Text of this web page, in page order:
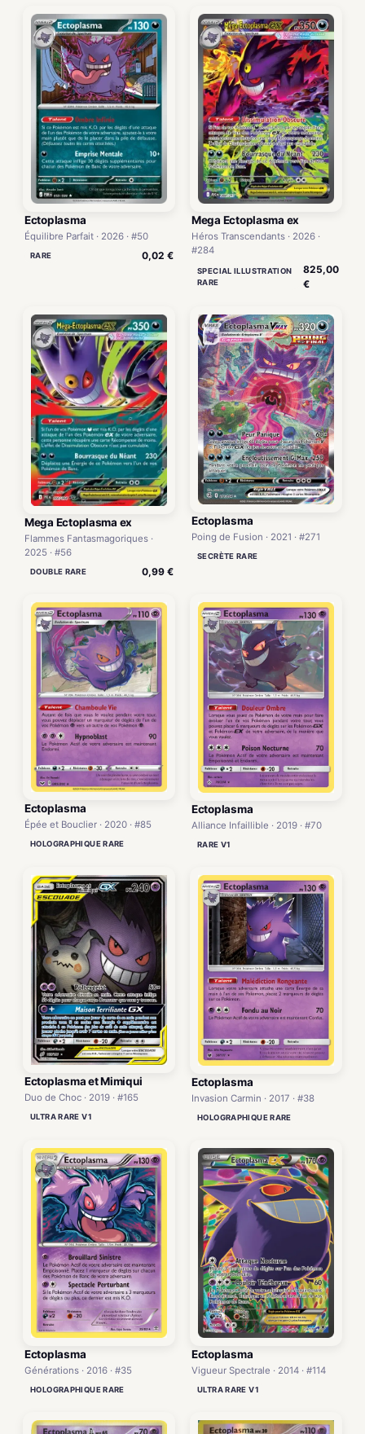
Ectoplasma
Équilibre Parfait · 2026 · #50
RARE 0,02 €
Mega Ectoplasma ex
Héros Transcendants · 2026 ·
#284
SPECIAL ILLUSTRATION
RARE
825,00
€
Mega Ectoplasma ex
Flammes Fantasmagoriques ·
2025 · #56
DOUBLE RARE 0,99 €
Ectoplasma
Poing de Fusion · 2021 · #271
SECRÈTE RARE
Ectoplasma
Épée et Bouclier · 2020 · #85
HOLOGRAPHIQUE RARE
Ectoplasma
Alliance Infaillible · 2019 · #70
RARE V1
Ectoplasma et Mimiqui
Duo de Choc · 2019 · #165
ULTRA RARE V1
Ectoplasma
Invasion Carmin · 2017 · #38
HOLOGRAPHIQUE RARE
Ectoplasma
Générations · 2016 · #35
HOLOGRAPHIQUE RARE
Ectoplasma
Vigueur Spectrale · 2014 · #114
ULTRA RARE V1